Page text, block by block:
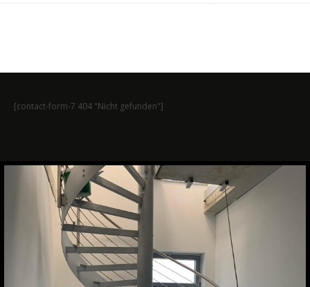
[contact-form-7 404 "Nicht gefunden"]